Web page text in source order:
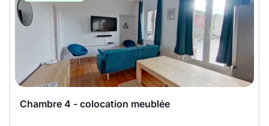
Chambre 4 - colocation meublée